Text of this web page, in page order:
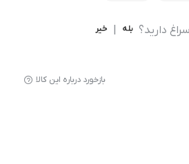
دارید؟ بله خیر
بازخورد درباره این کالا